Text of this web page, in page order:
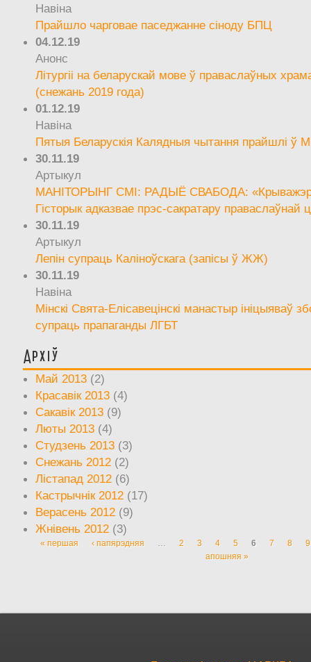
Навіна
Прайшло чарговае паседжанне сіноду БПЦ
04.12.19
Анонс
Літургіі на беларускай мове ў праваслаўных
(снежань 2019 года)
01.12.19
Навіна
Пятыя Беларускія Калядныя чытання прайшлі ў
30.11.19
Артыкул
МАНІТОРЫНГ СМІ: РАДЫЁ СВАБОДА:
Гісторык адказвае прэс-сакратару праваслаўнай
30.11.19
Артыкул
Лепін супраць Каліноўскага (запісы ў ЖЖ)
30.11.19
Навіна
Мінскі Свята-Елісавецінскі манастыр ініцыяваў
супраць прапаганды ЛГБТ
Архіў
Май 2013 (2)
Красавік 2013 (4)
Сакавік 2013 (9)
Люты 2013 (4)
Студзень 2013 (3)
Снежань 2012 (2)
Лістапад 2012 (6)
Кастрычнік 2012 (17)
Верасень 2012 (9)
Жнівень 2012 (3)
Старонкі
« першая ‹ папярэдняя … 2 3 4 5 6 7 8
9
апошняя »